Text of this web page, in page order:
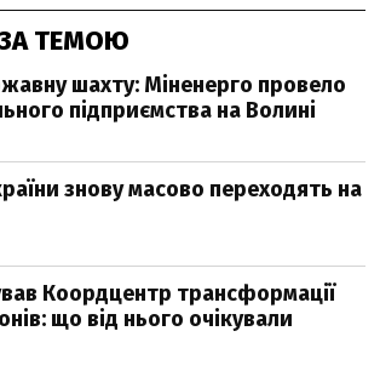
ТЕМОЮ
шахту: Міненерго провело
підприємства на Волині
знову масово переходять на
Коордцентр трансформації
що від нього очікували